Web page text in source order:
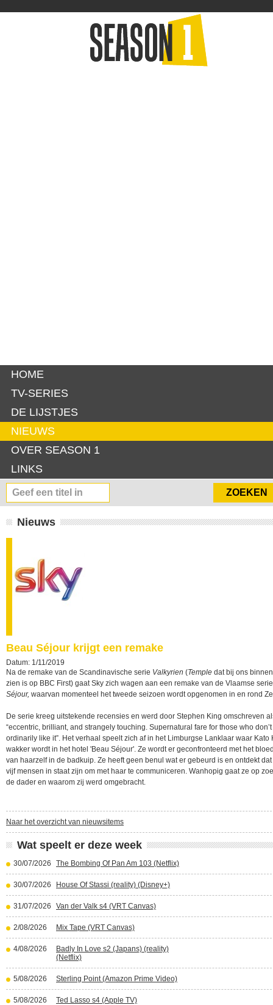
HOME
TV-SERIES
DE LIJSTJES
NIEUWS
OVER SEASON 1
LINKS
Nieuws
Beau Séjour krijgt een remake
Datum: 1/11/2019
Na de remake van de Scandinavische serie Valkyrien (Temple dat bij ons
zien is op BBC First) gaat Sky zich wagen aan een remake van de Vlaamse
Séjour, waarvan momenteel het tweede seizoen wordt opgenomen in en rond
De serie kreeg uitstekende recensies en werd door Stephen King omschreven
“eccentric, brilliant, and strangely touching. Supernatural fare for those who don’t
ordinarily like it”. Het verhaal speelt zich af in het Limburgse Lanklaar waar Kato
wakker wordt in het hotel 'Beau Séjour'. Ze wordt er geconfronteerd met het
van haarzelf in de badkuip. Ze heeft geen benul wat er gebeurd is en ontdekt
vijf mensen in staat zijn om met haar te communiceren. Wanhopig gaat ze op
de dader en waarom zij werd omgebracht.
Naar het overzicht van nieuwsitems
Wat speelt er deze week
30/07/2026 The Bombing Of Pan Am 103 (Netflix)
30/07/2026 House Of Stassi (reality) (Disney+)
31/07/2026 Van der Valk s4 (VRT Canvas)
2/08/2026 Mix Tape (VRT Canvas)
4/08/2026
Badly In Love s2 (Japans) (reality)
(Netflix)
5/08/2026 Sterling Point (Amazon Prime Video)
5/08/2026 Ted Lasso s4 (Apple TV)